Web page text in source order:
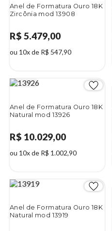
Anel de Formatura Ouro 18K
Zircônia mod 13908
R$ 5.479,00
ou 10x de R$ 547,90
Anel de Formatura Ouro 18K
Natural mod 13926
R$ 10.029,00
ou 10x de R$ 1.002,90
Anel de Formatura Ouro 18K
Natural mod 13919